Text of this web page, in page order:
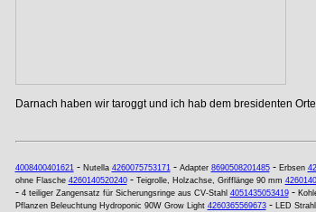
Darnach haben wir taroggt und ich hab dem bresidenten
4008400401621- Nutella 4260075753171- Adapter 8690508201485- Erbsen
ohne Flasche 4260140520240- Teigrolle, Holzachse, Grifflänge 90 mm
- 4 teiliger Zangensatz für Sicherungsringe aus CV-Stahl 4051435053419-
Pflanzen Beleuchtung Hydroponic 90W Grow Light 4260365569673- LED